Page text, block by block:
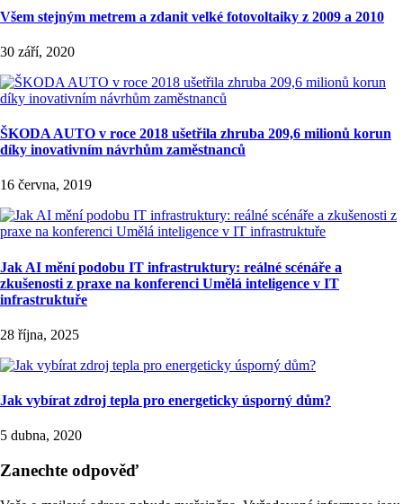
Všem stejným metrem a zdanit velké fotovoltaiky z 2009 a 2010
30 září, 2020
ŠKODA AUTO v roce 2018 ušetřila zhruba 209,6 milionů korun
díky inovativním návrhům zaměstnanců
16 června, 2019
Jak AI mění podobu IT infrastruktury: reálné scénáře a
zkušenosti z praxe na konferenci Umělá inteligence v IT
infrastruktuře
28 října, 2025
Jak vybírat zdroj tepla pro energeticky úsporný dům?
5 dubna, 2020
Zanechte odpověď